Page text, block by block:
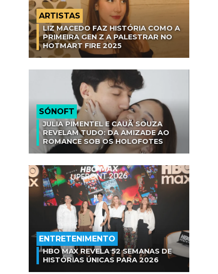
ARTISTAS
LIZ MACEDO FAZ HISTÓRIA COMO A
PRIMEIRA GEN Z A PALESTRAR NO
HOTMART FIRE 2025
SÓNOFT
JULIA PIMENTEL E CAUÃ SOUZA
REVELAM TUDO: DA AMIZADE AO
ROMANCE SOB OS HOLOFOTES
ENTRETENIMENTO
HBO MAX REVELA 52 SEMANAS DE
HISTÓRIAS ÚNICAS PARA 2026